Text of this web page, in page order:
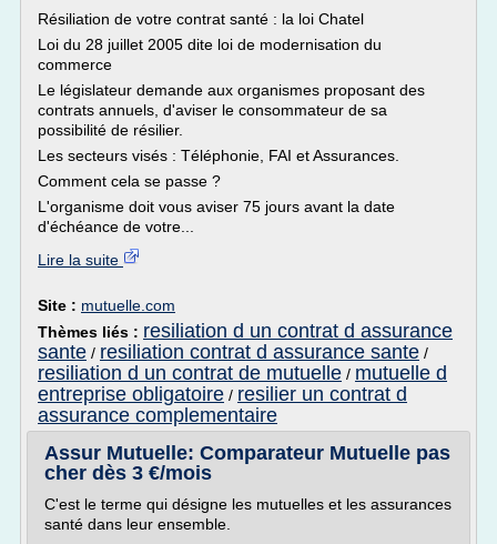
Résiliation de votre contrat santé : la loi Chatel
Loi du 28 juillet 2005 dite loi de modernisation du
commerce
Le législateur demande aux organismes proposant des
contrats annuels, d'aviser le consommateur de sa
possibilité de résilier.
Les secteurs visés : Téléphonie, FAI et Assurances.
Comment cela se passe ?
L'organisme doit vous aviser 75 jours avant la date
d'échéance de votre...
Lire la suite
Site : mutuelle.com
Thèmes liés : resiliation d un contrat d assurance
sante / resiliation contrat d assurance sante /
resiliation d un contrat de mutuelle / mutuelle d
entreprise obligatoire / resilier un contrat d
assurance complementaire
Assur Mutuelle: Comparateur Mutuelle pas
cher dès 3 €/mois
C'est le terme qui désigne les mutuelles et les assurances
santé dans leur ensemble.